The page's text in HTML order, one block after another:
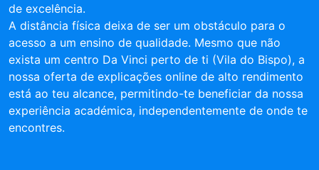
de excelência.
A distância física deixa de ser um obstáculo para o
acesso a um ensino de qualidade. Mesmo que não
exista um centro Da Vinci perto de ti (Vila do Bispo), a
nossa oferta de explicações online de alto rendimento
está ao teu alcance, permitindo-te beneficiar da nossa
experiência académica, independentemente de onde te
encontres.